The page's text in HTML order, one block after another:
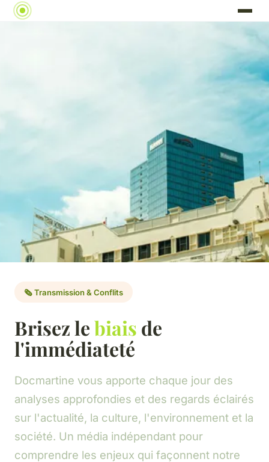
🗞️ Transmission & Conflits
Brisez lebiais de
l'immédiateté
Docmartine vous apporte chaque jour des
analyses approfondies et des regards éclairés
sur l'actualité, la culture, l'environnement et la
société. Un média indépendant pour
comprendre les enjeux qui façonnent notre